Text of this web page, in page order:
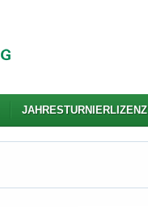
JAHRESTURNIERLIZENZ